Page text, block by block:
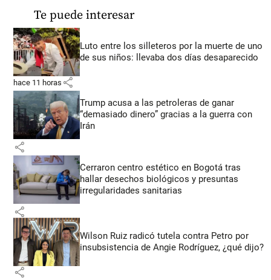
Te puede interesar
Luto entre los silleteros por la muerte de uno
de sus niños: llevaba dos días desaparecido
hace 11 horas share
Trump acusa a las petroleras de ganar
“demasiado dinero” gracias a la guerra con
Irán
share
Cerraron centro estético en Bogotá tras
hallar desechos biológicos y presuntas
irregularidades sanitarias
share
Wilson Ruiz radicó tutela contra Petro por
insubsistencia de Angie Rodríguez, ¿qué dijo?
share